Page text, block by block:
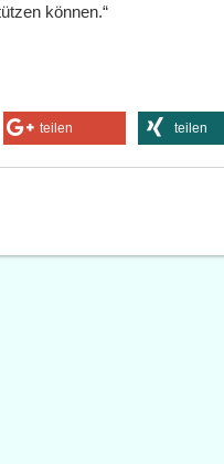
können.“
teilen teilen